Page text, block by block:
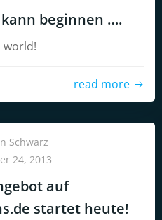
kann beginnen ….
world!
read more
Schwarz
24, 2013
auf
startet heute!